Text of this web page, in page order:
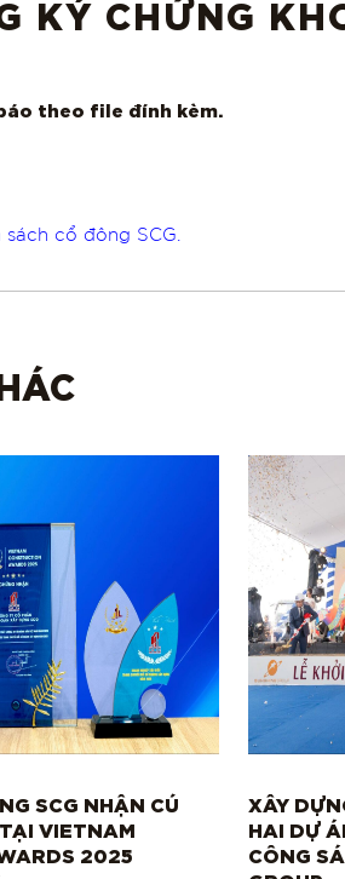
KÝ CHỨNG
theo file đính kèm.
cổ đông SCG.
SCG NHẬN CÚ
VIETNAM
2025
XÂY
HAI DỰ
CÔNG